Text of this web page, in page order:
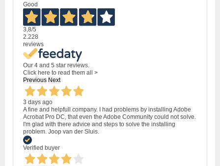
Good
3,8/5
2.228
reviews
Our 4 and 5 star reviews.
Click here to read them all >
Previous Next
3 days ago
A fine and helpfull company. I had problems by installing Adobe
Acrobat Pro DC, that even the Adobe Community could not solve.
I'm glad with there advice and steps to solve the installing
problem. Joop van der Sluis.
Verified buyer